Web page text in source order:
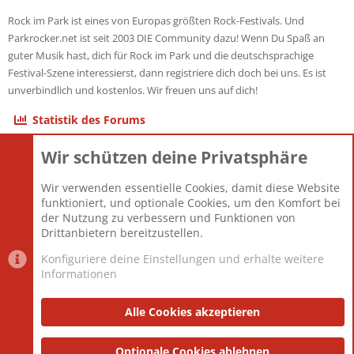
Rock im Park ist eines von Europas größten Rock-Festivals. Und
Parkrocker.net ist seit 2003 DIE Community dazu! Wenn Du Spaß an
guter Musik hast, dich für Rock im Park und die deutschsprachige
Festival-Szene interessierst, dann registriere dich doch bei uns. Es ist
unverbindlich und kostenlos. Wir freuen uns auf dich!
Statistik des Forums
Themen
Mitglieder
12.427
Neuestes Mitglied
Berlin
Datenschutzerklärung Impressum
Community platform by XenForo® © 2010-2025 XenForo Ltd.
Wir schützen deine Privatsphäre
Wir verwenden essentielle Cookies, damit diese Website
funktioniert, und optionale Cookies, um den Komfort bei
der Nutzung zu verbessern und Funktionen von
Drittanbietern bereitzustellen.
Konfiguriere deine Einstellungen und erhalte weitere
Informationen
Alle Cookies akzeptieren